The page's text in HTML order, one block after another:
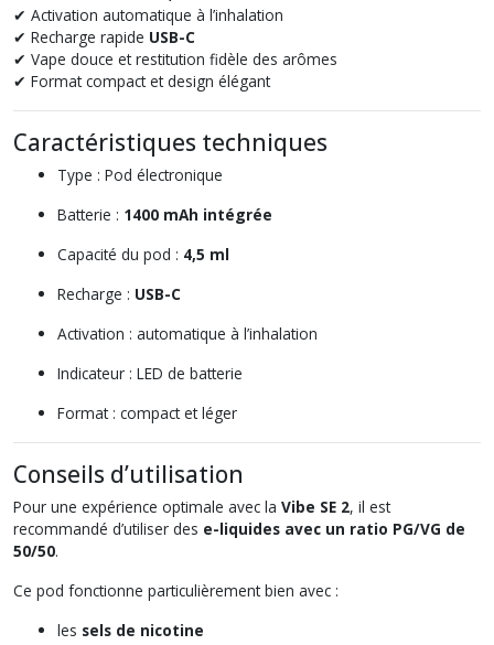
✔ Activation automatique à l’inhalation
✔ Recharge rapide USB-C
✔ Vape douce et restitution fidèle des arômes
✔ Format compact et design élégant
Caractéristiques techniques
Type : Pod électronique
Batterie : 1400 mAh intégrée
Capacité du pod : 4,5 ml
Recharge : USB-C
Activation : automatique à l’inhalation
Indicateur : LED de batterie
Format : compact et léger
Conseils d’utilisation
Pour une expérience optimale avec la Vibe SE 2, il est
recommandé d’utiliser des e-liquides avec un ratio PG/VG de
50/50.
Ce pod fonctionne particulièrement bien avec :
les sels de nicotine